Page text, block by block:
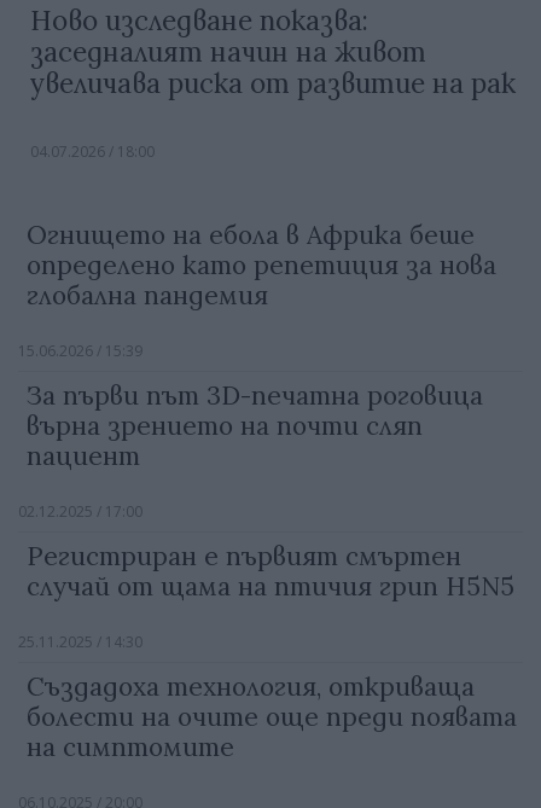
Ново изследване показва:
заседналият начин на живот
увеличава риска от развитие на рак
04.07.2026 / 18:00
Огнището на ебола в Африка беше
определено като репетиция за нова
глобална пандемия
15.06.2026 / 15:39
За първи път 3D-печатна роговица
върна зрението на почти сляп
пациент
02.12.2025 / 17:00
Регистриран е първият смъртен
случай от щама на птичия грип H5N5
25.11.2025 / 14:30
Създадоха технология, откриваща
болести на очите още преди появата
на симптомите
06.10.2025 / 20:00